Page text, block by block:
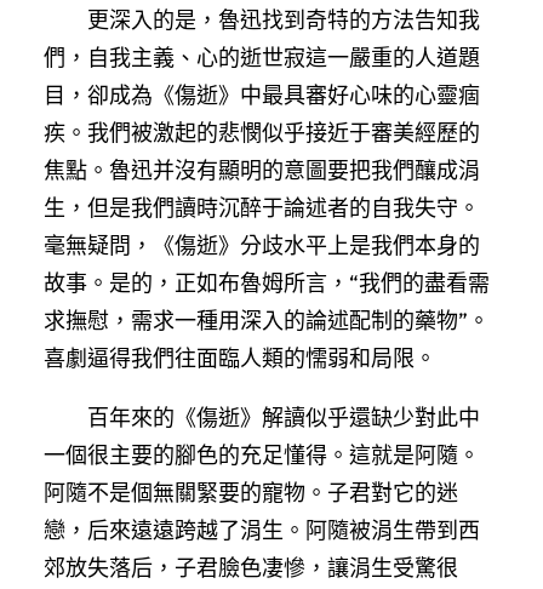
更深入的是，魯迅找到奇特的方法告知我
們，自我主義、心的逝世寂這一嚴重的人道題
目，卻成為《傷逝》中最具審好心味的心靈痼
疾。我們被激起的悲憫似乎接近于審美經歷的
焦點。魯迅并沒有顯明的意圖要把我們釀成涓
生，但是我們讀時沉醉于論述者的自我失守。
毫無疑問，《傷逝》分歧水平上是我們本身的
故事。是的，正如布魯姆所言，“我們的盡看需
求撫慰，需求一種用深入的論述配制的藥物”。
喜劇逼得我們往面臨人類的懦弱和局限。
百年來的《傷逝》解讀似乎還缺少對此中
一個很主要的腳色的充足懂得。這就是阿隨。
阿隨不是個無關緊要的寵物。子君對它的迷
戀，后來遠遠跨越了涓生。阿隨被涓生帶到西
郊放失落后，子君臉色凄慘，讓涓生受驚很